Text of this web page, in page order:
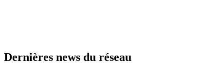
Dernières news du réseau